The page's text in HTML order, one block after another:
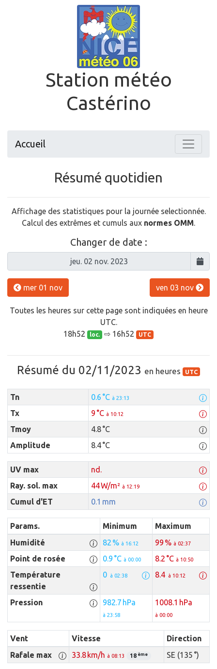
Station météo
Castérino
Accueil
Résumé quotidien
Affichage des statistiques pour la journée selectionnée.
Calcul des extrêmes et cumuls aux normes OMM.
Changer de date :
mer 01 nov ven 03 nov
Toutes les heures sur cette page sont indiquées en heure
UTC.
18h52 loc. ⇨ 16h52 UTC
Résumé du 02/11/2023 en heures UTC
Tn 0.6 °C à 23:13
Tx 9 °C à 10:12
Tmoy
4.8 °C
Amplitude
8.4 °C
UV max
nd.
Ray. sol. max
44 W/m² à 12:19
Cumul d'ET 0.1 mm
Params. Minimum
Maximum
Humidité
82 % à 16:12 99 % à 02:37
Point de rosée 0.9 °C à 00:00 8.2 °C à 10:50
Température
ressentie
0 à 02:38 8.4 à 10:12
Pression 982.7 hPa
à 23:58
1008.1 hPa
à 00:00
Vent Vitesse
Direction
Rafale max
33.8 km/h à 08:13 18ème SE (135 °)